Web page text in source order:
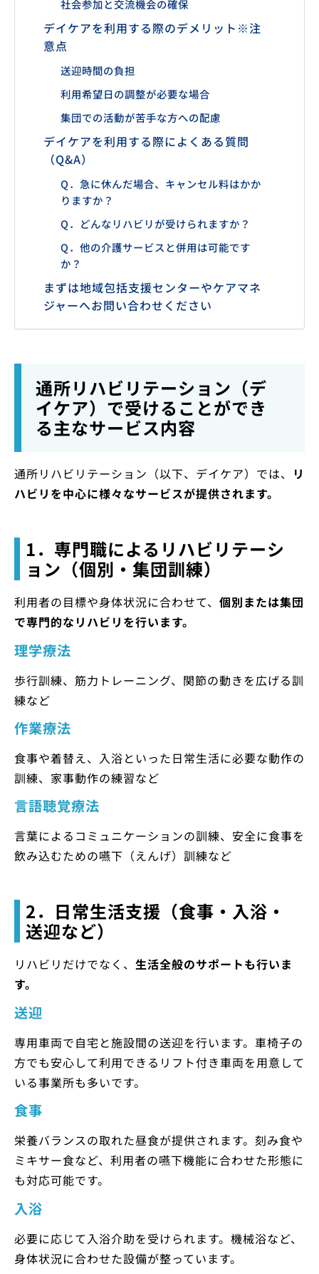
社会参加と交流機会の確保
デイケアを利用する際のデメリット※注
意点
送迎時間の負担
利用希望日の調整が必要な場合
集団での活動が苦手な方への配慮
デイケアを利用する際によくある質問
（Q&A）
Q．急に休んだ場合、キャンセル料はかか
りますか？
Q．どんなリハビリが受けられますか？
Q．他の介護サービスと併用は可能です
か？
まずは地域包括支援センターやケアマネ
ジャーへお問い合わせください
通所リハビリテーション（デ
イケア）で受けることができ
る主なサービス内容
通所リハビリテーション（以下、デイケア）では、 リ
ハビリを中心に様々なサービスが提供されます。
1．専門職によるリハビリテーシ
ョン（個別・集団訓練）
利用者の目標や身体状況に合わせて、 個別または集団
で専門的なリハビリを行います。
理学療法
歩行訓練、筋力トレーニング、関節の動きを広げる訓
練など
作業療法
食事や着替え、入浴といった日常生活に必要な動作の
訓練、家事動作の練習など
言語聴覚療法
言葉によるコミュニケーションの訓練、安全に食事を
飲み込むための嚥下（えんげ）訓練など
2．日常生活支援（食事・入浴・
送迎など）
リハビリだけでなく、 生活全般のサポートも行いま
す。
送迎
専用車両で自宅と施設間の送迎を行います。車椅子の
方でも安心して利用できるリフト付き車両を用意して
いる事業所も多いです。
食事
栄養バランスの取れた昼食が提供されます。刻み食や
ミキサー食など、利用者の嚥下機能に合わせた形態に
も対応可能です。
入浴
必要に応じて入浴介助を受けられます。機械浴など、
身体状況に合わせた設備が整っています。